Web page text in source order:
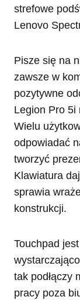
strefowe
Lenovo
Pisze się na
zawsze w
pozytywne
Legion Pro 5i
Wielu
odpowiadać
tworzyć
Klawiatura
sprawia
konstrukcji.
Touchpad
tak podłączy
pracy poza